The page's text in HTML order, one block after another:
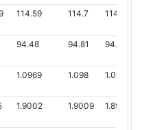
114.59 114.7 114.36
94.48 94.81 94.4
1.0969 1.098 1.0956
1.9002 1.9009 1.894